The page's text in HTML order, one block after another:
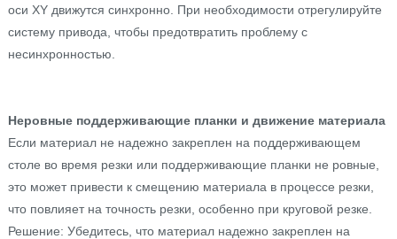
оси XY движутся синхронно. При необходимости отрегулируйте
систему привода, чтобы предотвратить проблему с
несинхронностью.
Неровные поддерживающие планки и движение материала
Если материал не надежно закреплен на поддерживающем
столе во время резки или поддерживающие планки не ровные,
это может привести к смещению материала в процессе резки,
что повлияет на точность резки, особенно при круговой резке.
Решение: Убедитесь, что материал надежно закреплен на